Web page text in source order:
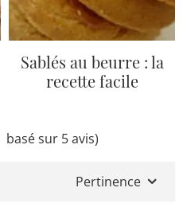
Sablés au beurre : la
recette facile
basé sur 5 avis)
Pertinence